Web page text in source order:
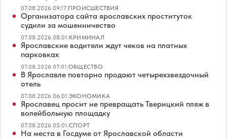
07.08.2026 09:17|ПРОИСШЕСТВИЯ
Организатора сайта ярославских проституток
судили за мошенничество
07.08.2026 08:01|КРИМИНАЛ
Ярославские водители ждут чеков на платных
парковках
07.08.2026 07:01|ОБЩЕСТВО
В Ярославле повторно продают четырехзвездочный
отель
07.08.2026 06:01|ЭКОНОМИКА
Ярославец просит не превращать Тверицкий пляж в
волейбольную площадку
07.08.2026 05:01|СПОРТ
На места в Госдуме от Ярославской области